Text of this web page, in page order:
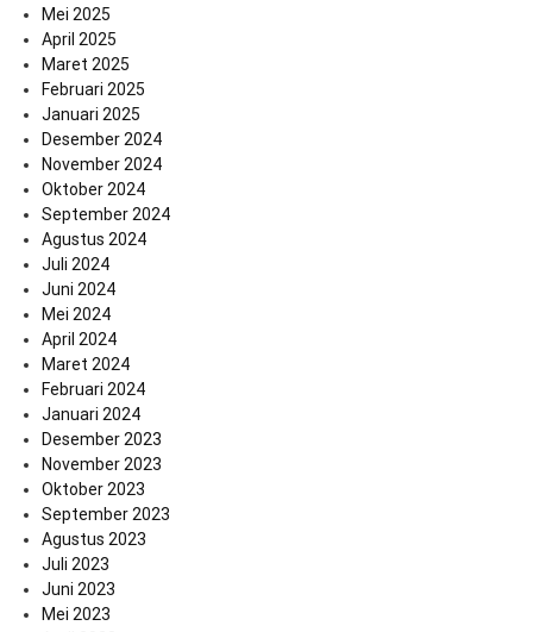
Mei 2025
April 2025
Maret 2025
Februari 2025
Januari 2025
Desember 2024
November 2024
Oktober 2024
September 2024
Agustus 2024
Juli 2024
Juni 2024
Mei 2024
April 2024
Maret 2024
Februari 2024
Januari 2024
Desember 2023
November 2023
Oktober 2023
September 2023
Agustus 2023
Juli 2023
Juni 2023
Mei 2023